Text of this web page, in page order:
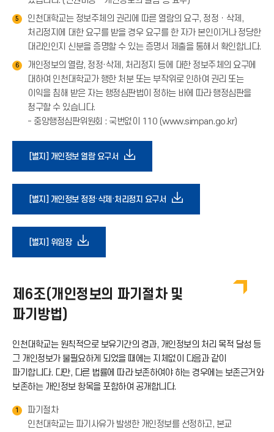
5
인천대학교는 정보주체의 권리에 따른 열람의 요구, 정정ㆍ삭제,
처리정지에 대한 요구를 받을 경우 요구를 한 자가 본인이거나 정당한
대리인인지 신분을 증명할 수 있는 증명서 제출을 통해서 확인합니다.
6
개인정보의 열람, 정정·삭제, 처리정지 등에 대한 정보주체의 요구에
대하여 인천대학교가 행한 처분 또는 부작위로 인하여 권리 또는
이익을 침해 받은 자는 행정심판법이 정하는 바에 따라 행정심판을
청구할 수 있습니다.
- 중앙행정심판위원회 : 국번없이 110 (www.simpan.go.kr)
[별지] 개인정보 열람 요구서 다
운
로
콘
[별지] 개인정보 정정·삭제·처리정지 요구서 다
드
이
콘
[별지] 위임장다
로
아
콘
제6조(개인정보의 파기절차 및
파기방법)
인천대학교는 원칙적으로 보유기간의 경과, 개인정보의 처리 목적 달성 등
그 개인정보가 불필요하게 되었을 때에는 지체없이 다음과 같이
파기합니다. 다만, 다른 법률에 따라 보존하여야 하는 경우에는 보존근거와
보존하는 개인정보 항목을 포함하여 공개합니다.
1
파기절차
인천대학교는 파기사유가 발생한 개인정보를 선정하고, 본교